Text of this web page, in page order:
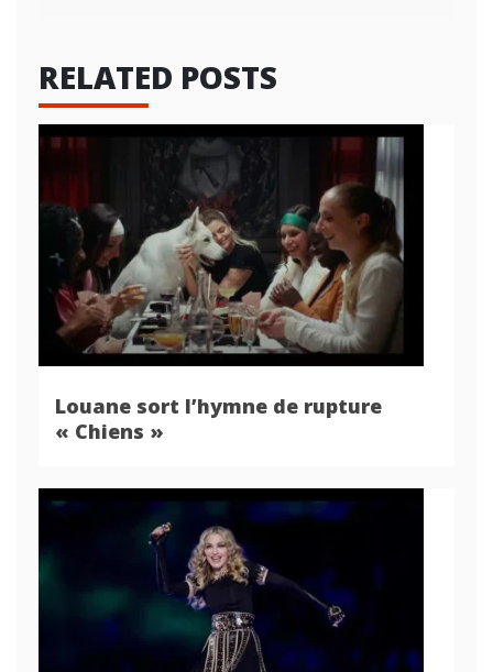
RELATED POSTS
Louane sort l’hymne de rupture
« Chiens »